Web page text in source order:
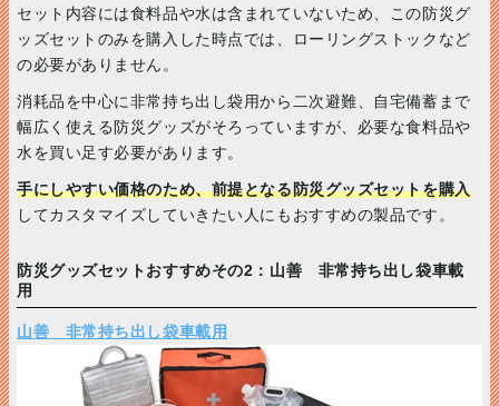
セット内容には食料品や水は含まれていないため、この防災グ
ッズセットのみを購入した時点では、ローリングストックなど
の必要がありません。
消耗品を中心に非常持ち出し袋用から二次避難、自宅備蓄まで
幅広く使える防災グッズがそろっていますが、必要な食料品や
水を買い足す必要があります。
手にしやすい価格のため、前提となる防災グッズセットを購入
してカスタマイズしていきたい人にもおすすめの製品です。
防災グッズセットおすすめその2：山善 非常持ち出し袋車載
用
山善 非常持ち出し袋車載用